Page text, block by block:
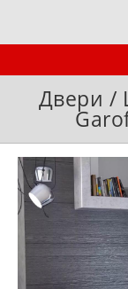
Двери /